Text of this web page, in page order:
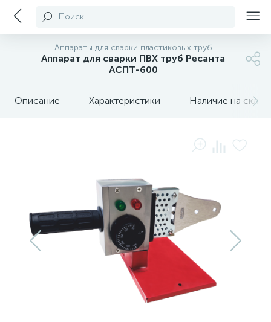
Поиск
Аппараты для сварки пластиковых труб
Аппарат для сварки ПВХ труб Ресанта
АСПТ-600
Описание Характеристики Наличие на